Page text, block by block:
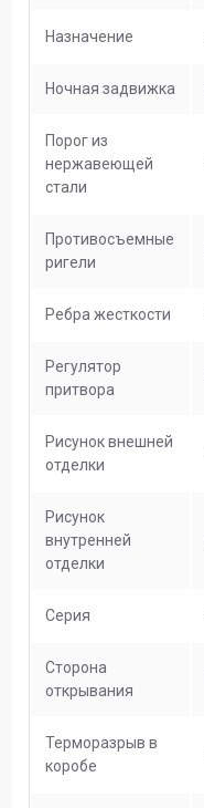
Назначение
Ночная задвижка
Порог из
нержавеющей
стали
Противосъемные
ригели
Ребра жесткости
Регулятор
притвора
Рисунок внешней
отделки
Рисунок
внутренней
отделки
Серия
Сторона
открывания
Терморазрыв в
коробе